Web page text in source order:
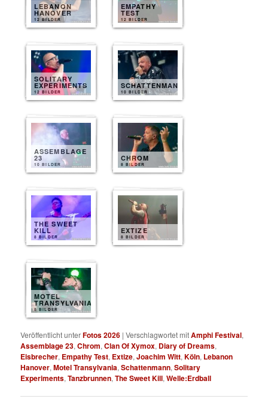
LEBANON
HANOVER
12 BILDER
EMPATHY
TEST
12 BILDER
SOLITARY
EXPERIMENTS
12 BILDER
SCHATTENMANN
10 BILDER
ASSEMBLAGE
23
10 BILDER
CHROM
8 BILDER
THE SWEET
KILL
8 BILDER
EXTIZE
8 BILDER
MOTEL
TRANSYLVANIA
8 BILDER
Veröffentlicht unterFotos 2026 |Verschlagwortet mitAmphi Festival,
Assemblage 23,Chrom,Clan Of Xymox, Diary of Dreams,
Eisbrecher, Empathy Test, Extize,Joachim Witt,Köln, Lebanon
Hanover,Motel Transylvania,Schattenmann,Solitary
Experiments,Tanzbrunnen,The Sweet Kill,Welle:Erdball